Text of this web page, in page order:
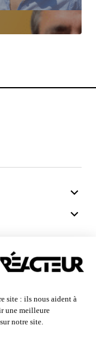
nos
la meilleure
à utiliser ce
l'utilisation des